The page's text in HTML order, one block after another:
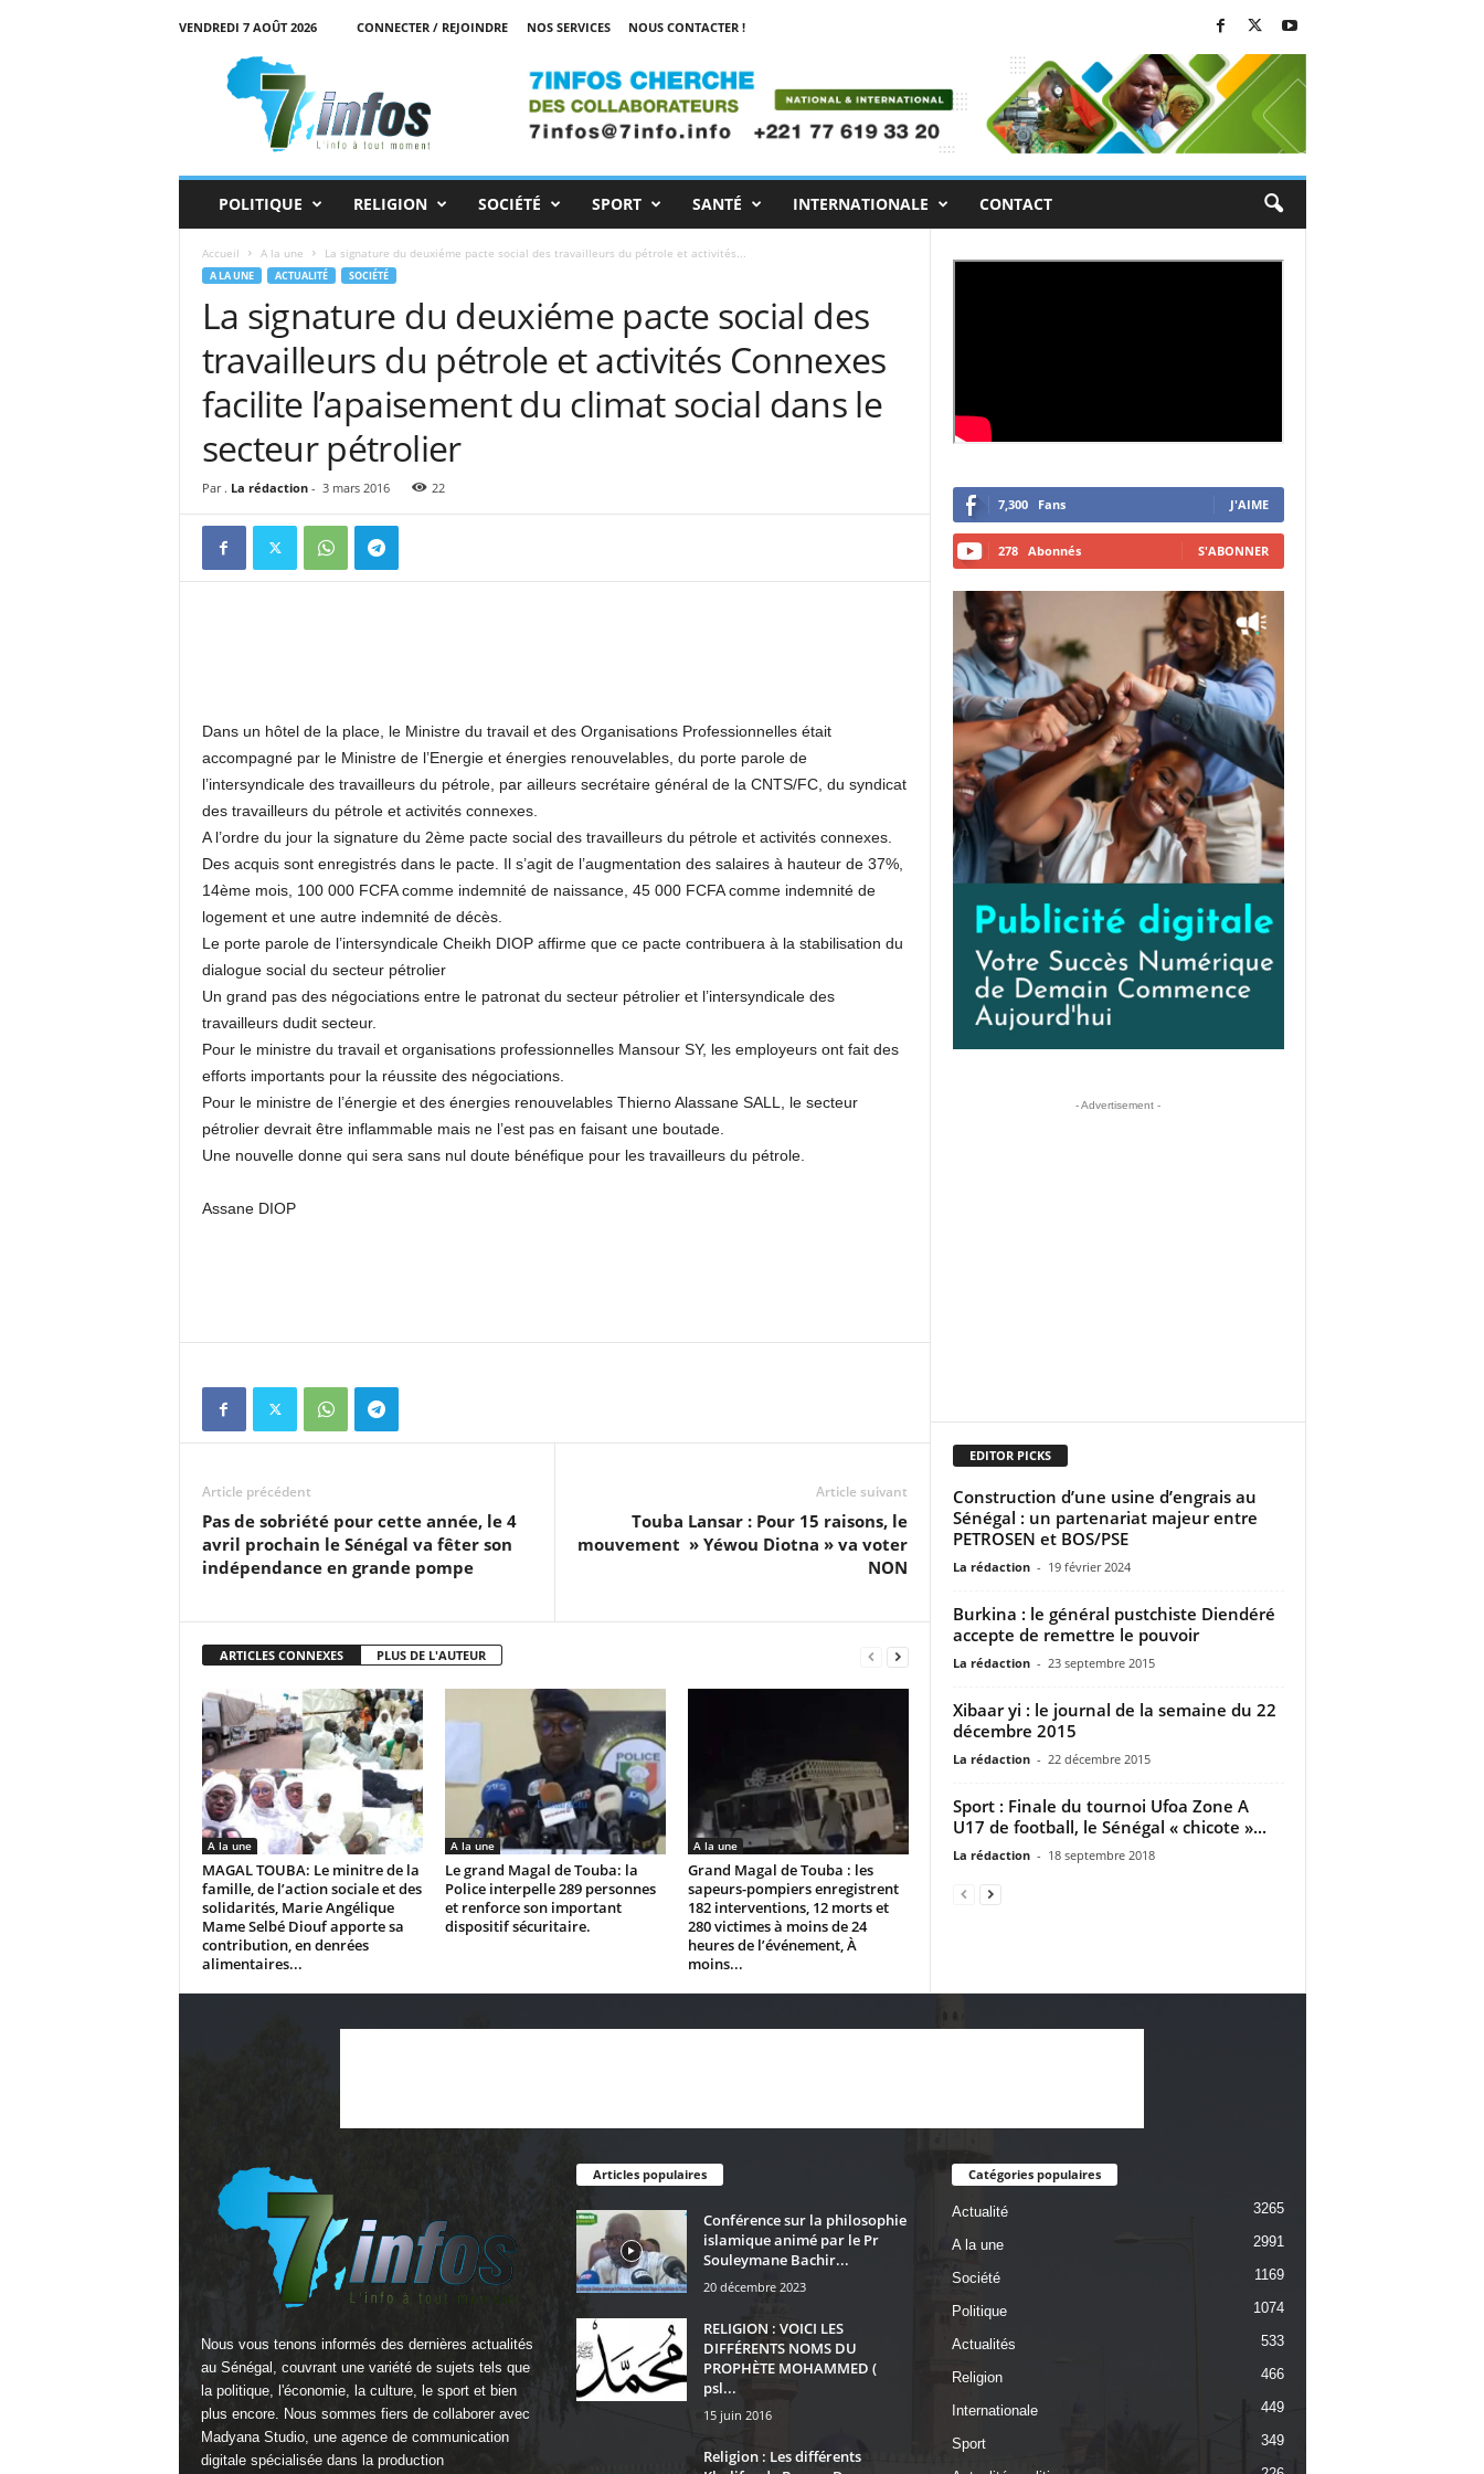
VENDREDI 7 AOÛT 2026 CONNECTER / REJOINDRE NOS SERVICES
NOUS CONTACTER !
POLITIQUE RELIGION SOCIÉTÉ SPORT SANTÉ INTERNATIONALE CONTACT
Accueil A la une La signature du deuxiéme pacte social des travailleurs du pétrole et activités...
A LA UNE ACTUALITÉ SOCIÉTÉ
La signature du deuxiéme pacte social des
travailleurs du pétrole et activités Connexes
facilite l’apaisement du climat social dans le
secteur pétrolier
Par . La rédaction- 3 mars 2016 22
Dans un hôtel de la place, le Ministre du travail et des Organisations Professionnelles était
accompagné par le Ministre de l’Energie et énergies renouvelables, du porte parole de
l’intersyndicale des travailleurs du pétrole, par ailleurs secrétaire général de la CNTS/FC, du syndicat
des travailleurs du pétrole et activités connexes.
A l’ordre du jour la signature du 2ème pacte social des travailleurs du pétrole et activités connexes.
Des acquis sont enregistrés dans le pacte. Il s’agit de l’augmentation des salaires à hauteur de 37%,
14ème mois, 100 000 FCFA comme indemnité de naissance, 45 000 FCFA comme indemnité de
logement et une autre indemnité de décès.
Le porte parole de l’intersyndicale Cheikh DIOP affirme que ce pacte contribuera à la stabilisation du
dialogue social du secteur pétrolier
Un grand pas des négociations entre le patronat du secteur pétrolier et l’intersyndicale des
travailleurs dudit secteur.
Pour le ministre du travail et organisations professionnelles Mansour SY, les employeurs ont fait des
efforts importants pour la réussite des négociations.
Pour le ministre de l’énergie et des énergies renouvelables Thierno Alassane SALL, le secteur
pétrolier devrait être inflammable mais ne l’est pas en faisant une boutade.
Une nouvelle donne qui sera sans nul doute bénéfique pour les travailleurs du pétrole.
Assane DIOP
Article précédent
Pas de sobriété pour cette année, le 4
avril prochain le Sénégal va fêter son
indépendance en grande pompe
Article suivant
Touba Lansar : Pour 15 raisons, le
mouvement » Yéwou Diotna » va voter
NON
ARTICLES CONNEXES PLUS DE L'AUTEUR
A la une
MAGAL TOUBA: Le minitre de la
famille, de l’action sociale et des
solidarités, Marie Angélique
Mame Selbé Diouf apporte sa
contribution, en denrées
alimentaires...
A la une
Le grand Magal de Touba: la
Police interpelle 289 personnes
et renforce son important
dispositif sécuritaire.
A la une
Grand Magal de Touba : les
sapeurs-pompiers enregistrent
182 interventions, 12 morts et
280 victimes à moins de 24
heures de l’événement, À
moins...
7,300 Fans J'AIME
278 Abonnés S'ABONNER
- Advertisement -
EDITOR PICKS
Construction d’une usine d’engrais au
Sénégal : un partenariat majeur entre
PETROSEN et BOS/PSE
La rédaction - 19 février 2024
Burkina : le général pustchiste Diendéré
accepte de remettre le pouvoir
La rédaction - 23 septembre 2015
Xibaar yi : le journal de la semaine du 22
décembre 2015
La rédaction - 22 décembre 2015
Sport : Finale du tournoi Ufoa Zone A
U17 de football, le Sénégal « chicote »...
La rédaction - 18 septembre 2018
Nous vous tenons informés des dernières actualités
au Sénégal, couvrant une variété de sujets tels que
la politique, l'économie, la culture, le sport et bien
plus encore. Nous sommes fiers de collaborer avec
Madyana Studio, une agence de communication
digitale spécialisée dans la production
Articles populaires
Conférence sur la philosophie
islamique animé par le Pr
Souleymane Bachir...
20 décembre 2023
RELIGION : VOICI LES
DIFFÉRENTS NOMS DU
PROPHÈTE MOHAMMED (
psl...
15 juin 2016
Religion : Les différents
Catégories populaires
Actualité 3265
A la une 2991
Société 1169
Politique 1074
Actualités 533
Religion 466
Internationale 449
Sport 349